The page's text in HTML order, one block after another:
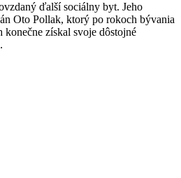
ďalší sociálny byt. Jeho
Oto Pollak, ktorý po rokoch bývania
získal svoje dôstojné